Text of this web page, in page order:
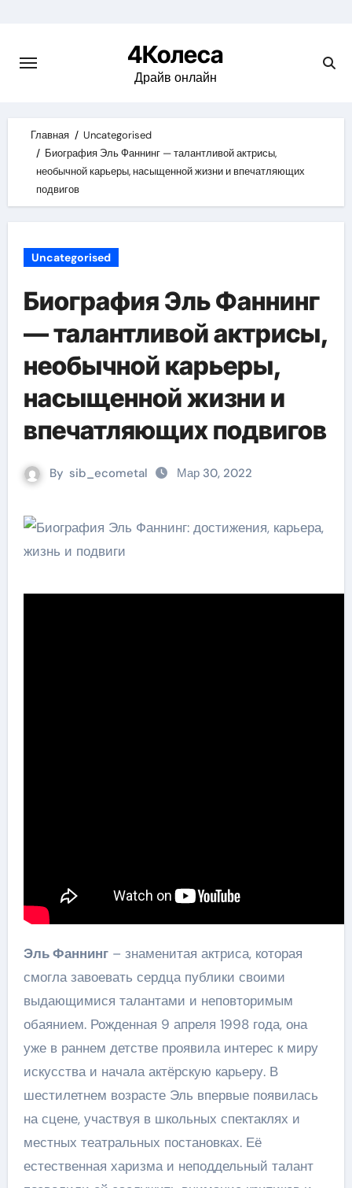
content
4Колеса
Драйв онлайн
Главная
Uncategorised
Биография Эль Фаннинг — талантливой актрисы,
необычной карьеры, насыщенной жизни и впечатляющих
подвигов
Uncategorised
Биография Эль Фаннинг
— талантливой актрисы,
необычной карьеры,
насыщенной жизни и
впечатляющих подвигов
By sib_ecometal Мар 30, 2022
Эль Фаннинг– знаменитая актриса, которая
смогла завоевать сердца публики своими
выдающимися талантами и неповторимым
обаянием. Рожденная 9 апреля 1998 года, она
уже в раннем детстве проявила интерес к миру
искусства и начала актёрскую карьеру. В
шестилетнем возрасте Эль впервые появилась
на сцене, участвуя в школьных спектаклях и
местных театральных постановках. Её
естественная харизма и неподдельный талант